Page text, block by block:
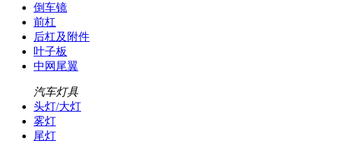
倒车镜
前杠
后杠及附件
叶子板
中网尾翼
汽车灯具
头灯/大灯
雾灯
尾灯